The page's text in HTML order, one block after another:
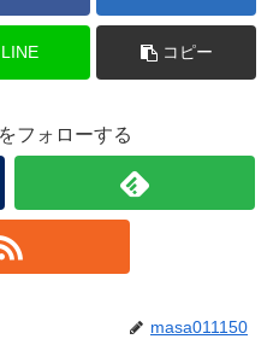
LINE コピー
フォローする
masa011150